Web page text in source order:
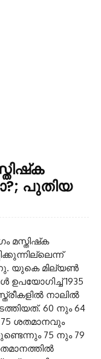
പുതിയ
യുകെ മില്യണ്‍
ഉപയോഗിച്ച് 1935
നാലില്‍
60 നും 64
ശതമാനവും
75 നും 79